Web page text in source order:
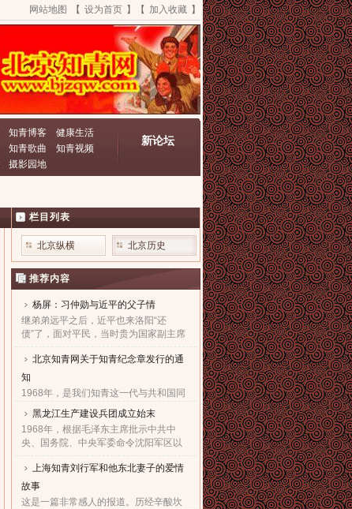
网站地图 【 设为首页 】【 加入收藏 】
知青博客
健康生活
知青歌曲
知青视频
摄影园地
新论坛
栏目列表
北京纵横 北京历史
推荐内容
杨屏：习仲勋与近平的父子情
继弟弟远平之后，近平也来洛阳“还
债”了，面对平民，当时贵为国家副主席
的他，几乎90度的庄严一躬，鞠出了习
家父子对天下老百姓的良心！也鞠出了
习仲勋与近平撼人心魄的父......
北京知青网关于知青纪念章发行的通
知
1968年，是我们知青这一代与共和国同
命运共前进的同龄人值得隆重纪念的一
年。因为，知青这个在特殊历史时期产
生的特殊群体，在共和国发展的史册
上，以自己的青春、热血和忠......
黑龙江生产建设兵团成立始末
1968年，根据毛泽东主席批示中共中
央、国务院、中央军委命令沈阳军区以
原东北农垦总局所属农场为基础，组建
黑龙江生产建设兵团，在黑龙江省边境
地区执行“屯垦戍边”任务。......
上海知青刘行军和他东北妻子的爱情
故事
这是一篇非常感人的报道。历经辛酸坎